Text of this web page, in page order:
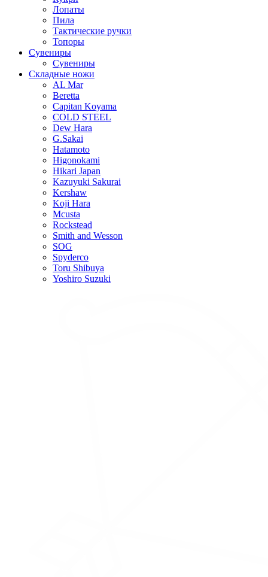
Лопаты
Пила
Тактические ручки
Топоры
Сувениры
Сувениры
Складные ножи
AL Mar
Beretta
Capitan Koyama
COLD STEEL
Dew Hara
G.Sakai
Hatamoto
Higonokami
Hikari Japan
Kazuyuki Sakurai
Kershaw
Koji Hara
Mcusta
Rockstead
Smith and Wesson
SOG
Spyderco
Toru Shibuya
Yoshiro Suzuki